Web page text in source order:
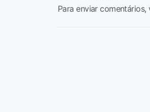
Para enviar